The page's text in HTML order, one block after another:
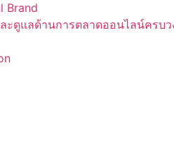
Brand
ะดูแลด้านการตลาดออนไลน์ครบว